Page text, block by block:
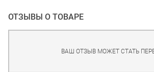
ОТЗЫВЫ О ТОВАРЕ
ВАШ ОТЗЫВ МОЖЕТ СТАТЬ